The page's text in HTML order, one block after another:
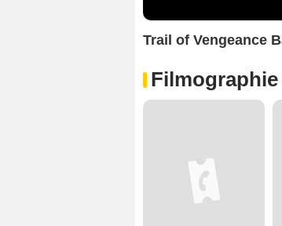
Trail of Vengeance
Filmographie